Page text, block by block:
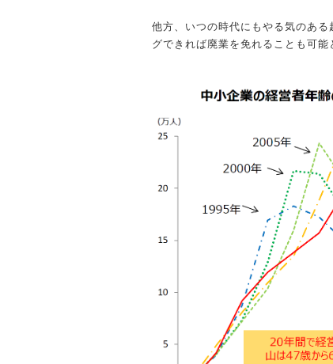
他方、いつの時代にもやる気のあ
グできれば廃業を免れることも可能